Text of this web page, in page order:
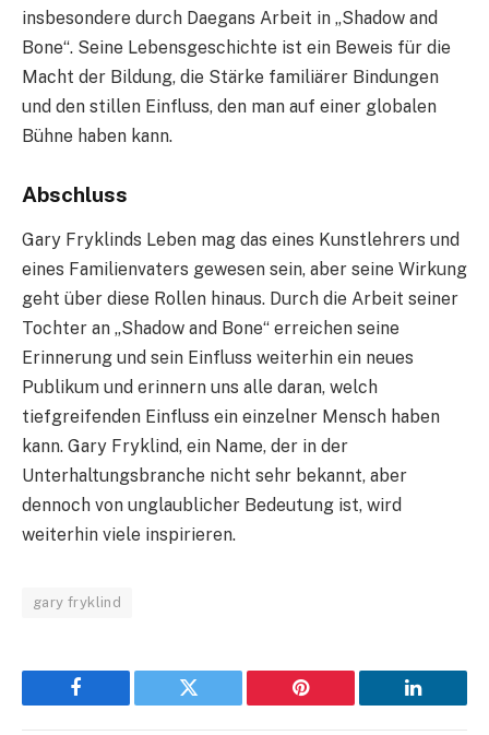
insbesondere durch Daegans Arbeit in „Shadow and
Bone“. Seine Lebensgeschichte ist ein Beweis für die
Macht der Bildung, die Stärke familiärer Bindungen
und den stillen Einfluss, den man auf einer globalen
Bühne haben kann.
Abschluss
Gary Fryklinds Leben mag das eines Kunstlehrers und
eines Familienvaters gewesen sein, aber seine Wirkung
geht über diese Rollen hinaus. Durch die Arbeit seiner
Tochter an „Shadow and Bone“ erreichen seine
Erinnerung und sein Einfluss weiterhin ein neues
Publikum und erinnern uns alle daran, welch
tiefgreifenden Einfluss ein einzelner Mensch haben
kann. Gary Fryklind, ein Name, der in der
Unterhaltungsbranche nicht sehr bekannt, aber
dennoch von unglaublicher Bedeutung ist, wird
weiterhin viele inspirieren.
gary fryklind
Facebook Twitter Pinterest LinkedIn